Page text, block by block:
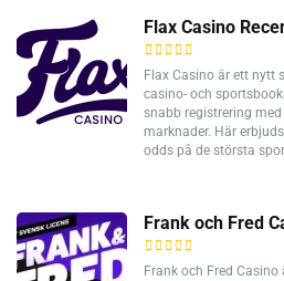
Flax Casino
Flax Casino är ett nytt
casino- och
snabb registrering
marknader. Här
odds på de största
Frank och Fred
Frank och Fred